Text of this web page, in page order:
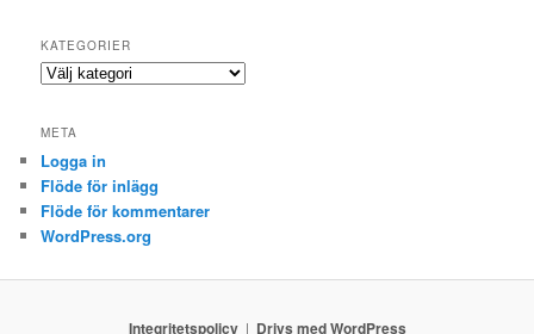
KATEGORIER
K
e
g
o
r
i
r
META
Logga in
Flöde för inlägg
Flöde för kommentarer
WordPress.org
Integritetspolicy Drivs med WordPress